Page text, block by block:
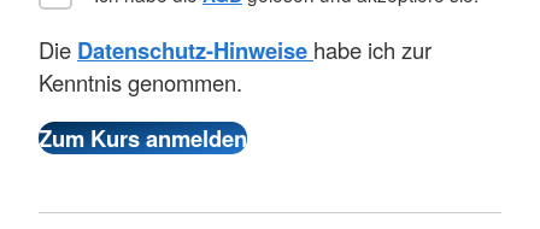
Die Datenschutz-Hinweise habe ich zur
Kenntnis genommen.